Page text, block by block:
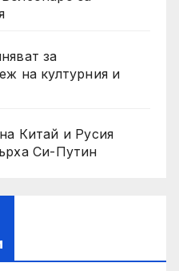
за
на културния и
Китай и Русия
Си-Путин